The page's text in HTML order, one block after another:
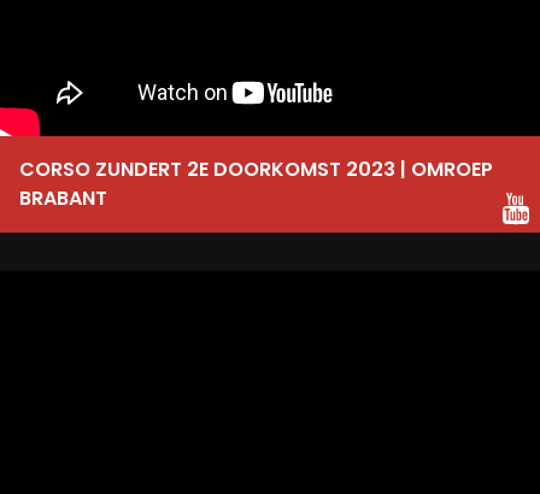
CORSO ZUNDERT 2E DOORKOMST 2023 | OMROEP
BRABANT